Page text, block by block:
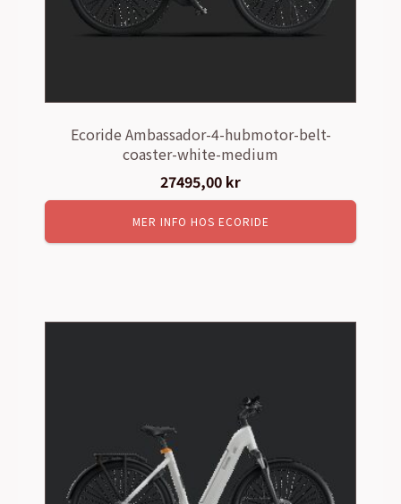
Ecoride Ambassador-4-hubmotor-belt-
coaster-white-medium
27495,00 kr
MER INFO HOS ECORIDE